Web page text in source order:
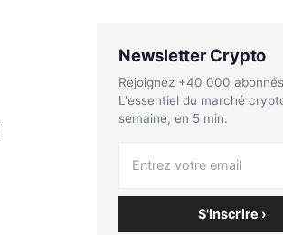
Newsletter Crypto
Rejoignez +40 000
L'essentiel du marché
semaine, en 5 min.
S'inscrire ›